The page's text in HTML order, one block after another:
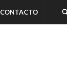
CONTACTO